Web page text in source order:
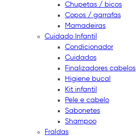
Chupetas / bicos
Copos / garrafas
Mamadeiras
Cuidado Infantil
Condicionador
Cuidados
Finalizadores cabelos
Higiene bucal
Kit infantil
Pele e cabelo
Sabonetes
Shampoo
Fraldas